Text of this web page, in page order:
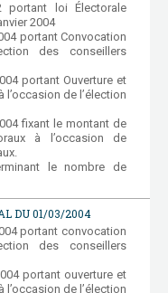
portant loi Électorale
2004
portant Convocation
des conseillers
portant Ouverture et
de l’élection
fixant le montant de
à l’occasion de
le nombre de
DU 01/03/2004
portant convocation
des conseillers
portant ouverture et
de l’élection